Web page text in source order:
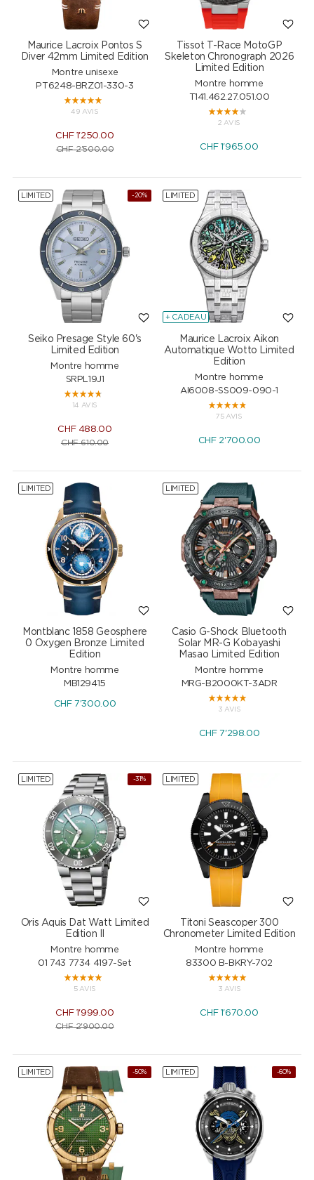
Maurice Lacroix Pontos S
Diver 42mm Limited Edition
Montre unisexe
PT6248-BRZ01-330-3
49 AVIS
CHF 1'250.00
CHF2'500.00
Tissot T-Race MotoGP
Skeleton Chronograph 2026
Limited Edition
Montre homme
T141.462.27.051.00
2 AVIS
CHF 1'965.00
-20%
LIMITED
Seiko Presage Style 60's
Limited Edition
Montre homme
SRPL19J1
14 AVIS
CHF488.00
CHF610.00
LIMITED
+ CADEAU
Maurice Lacroix Aikon
Automatique Wotto Limited
Edition
Montre homme
AI6008-SS009-090-1
75 AVIS
CHF2'700.00
LIMITED
Montblanc 1858 Geosphere
0 Oxygen Bronze Limited
Edition
Montre homme
MB129415
CHF7'300.00
LIMITED
Casio G-Shock Bluetooth
Solar MR-G Kobayashi
Masao Limited Edition
Montre homme
MRG-B2000KT-3ADR
3 AVIS
CHF7'298.00
-31%
LIMITED
Oris Aquis Dat Watt Limited
Edition II
Montre homme
01 743 7734 4197-Set
5 AVIS
CHF1'999.00
CHF2'900.00
LIMITED
Titoni Seascoper 300
Chronometer Limited Edition
Montre homme
83300 B-BKRY-702
3 AVIS
CHF1'670.00
-50%
LIMITED -60%
LIMITED